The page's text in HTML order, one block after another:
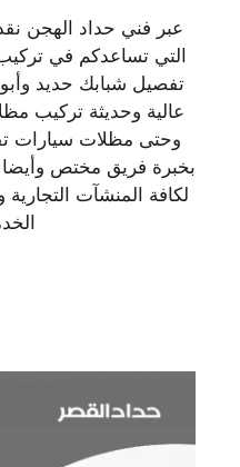
عبر فني حداد الهجن
التي تساعدكم في
تفصيل شبابك حديد
عالية وحديثة تركيب
وحتى مظلات سيارات
بخبرة فريق مختص
لكافة المنشآت